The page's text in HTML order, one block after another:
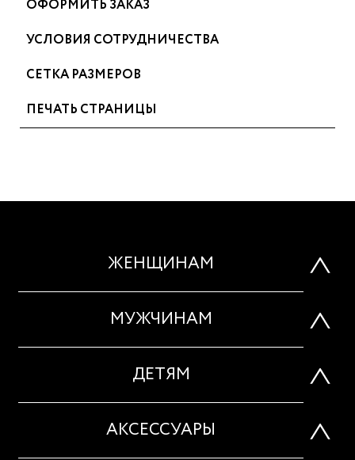
ОФОРМИТЬ ЗАКАЗ
УСЛОВИЯ СОТРУДНИЧЕСТВА
СЕТКА РАЗМЕРОВ
ПЕЧАТЬ СТРАНИЦЫ
ЖЕНЩИНАМ
МУЖЧИНАМ
ДЕТЯМ
АКСЕССУАРЫ